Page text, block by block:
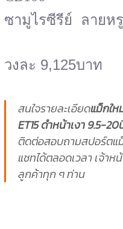
ซามูไรซีรีย์ ลายห
วงละ 9,125บาท
สนใจรายละเอียดแม็กให
ET15 ดำหน้าเงา 9.5-
ติดต่อสอบถามสปอร์ตแ
แชทได้ตลอดเวลา เจ้า
ลูกค้าทุก ๆ ท่าน